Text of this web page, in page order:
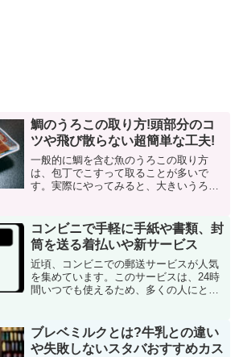
鯛のうろこの取り方!頭部分のコ
ツや飛び散らない超簡単な工夫!
一般的に鯛を含む魚のうろこの取り方
は、包丁でこすって取ることが多いで
す。実際にやってみると、大きいうろこ
するという声が多く聞かれます。うろこ
が大きい場合は、包丁でも大変...
コンビニで手軽に手紙や書類、封
筒を送る着払いや新サービス
近頃、コンビニでの郵送サービスが人気
を集めています。このサービスは、24時
間いつでも使えるため、多くの人にとっ
多いでしょう。そこで、この記事ではコ
ンビニでの封筒の送り方...
ブレベミルクとは?牛乳との違い
や失敗しないスタバおすすめカス